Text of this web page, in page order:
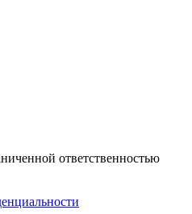
ответственностью